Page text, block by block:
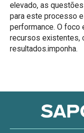
elevado, as
para este processo
performance. O foco
recursos existentes,
resultados.imponha.